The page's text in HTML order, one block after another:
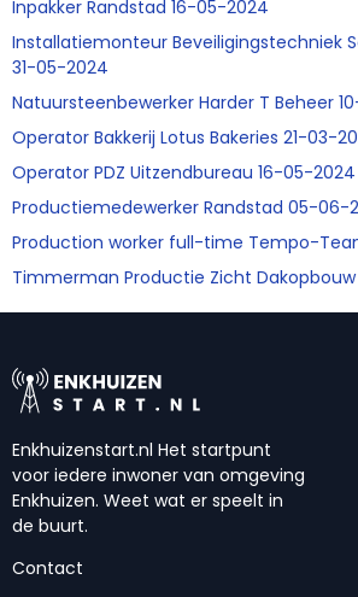
Inpakker Randstad 16-05-2024
Installatiemonteur Beveiligingstechniek
31-05-2024
Natuursteenbewerker Harder T Beheer
Operator Bakkerij Lotus Bakeries 21-03-
Operator PDZ Uitzendbureau 16-05-2024
Productiemedewerker Randstad 05-06-
Production worker full-time Tempo-
Timmerman Productie Zicht
Enkhuizenstart.nl Het startpunt
voor iedere inwoner van omgeving
Enkhuizen. Weet wat er speelt in
de buurt.
Contact